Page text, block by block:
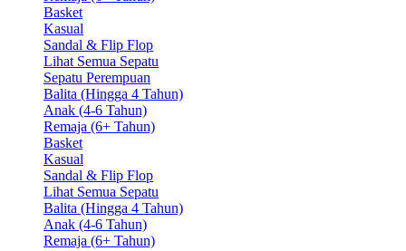
Basket
Kasual
Sandal & Flip Flop
Lihat Semua Sepatu
Sepatu Perempuan
Balita (Hingga 4 Tahun)
Anak (4-6 Tahun)
Remaja (6+ Tahun)
Basket
Kasual
Sandal & Flip Flop
Lihat Semua Sepatu
Balita (Hingga 4 Tahun)
Anak (4-6 Tahun)
Remaja (6+ Tahun)